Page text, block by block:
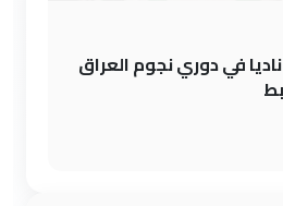
لجنة التراخيص : 17 ناديا في دوري نجوم العراق